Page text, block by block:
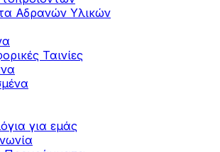
Αδρανών Υλικών
Ταινίες
για εμάς